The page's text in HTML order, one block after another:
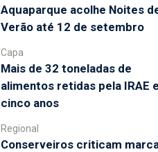
Aquaparque acolhe Noites
Verão até 12 de setembro
Capa
Mais de 32 toneladas de
alimentos retidas pela IRAE
cinco anos
Regional
Conserveiros criticam